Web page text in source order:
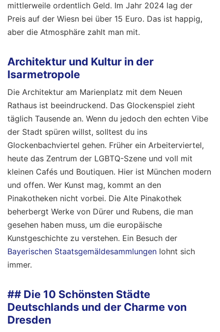
mittlerweile ordentlich Geld. Im Jahr 2024 lag der
Preis auf der Wiesn bei über 15 Euro. Das ist happig,
aber die Atmosphäre zahlt man mit.
Architektur und Kultur in der
Isarmetropole
Die Architektur am Marienplatz mit dem Neuen
Rathaus ist beeindruckend. Das Glockenspiel zieht
täglich Tausende an. Wenn du jedoch den echten Vibe
der Stadt spüren willst, solltest du ins
Glockenbachviertel gehen. Früher ein Arbeiterviertel,
heute das Zentrum der LGBTQ-Szene und voll mit
kleinen Cafés und Boutiquen. Hier ist München modern
und offen. Wer Kunst mag, kommt an den
Pinakotheken nicht vorbei. Die Alte Pinakothek
beherbergt Werke von Dürer und Rubens, die man
gesehen haben muss, um die europäische
Kunstgeschichte zu verstehen. Ein Besuch der
Bayerischen Staatsgemäldesammlungen lohnt sich
immer.
## Die 10 Schönsten Städte
Deutschlands und der Charme von
Dresden